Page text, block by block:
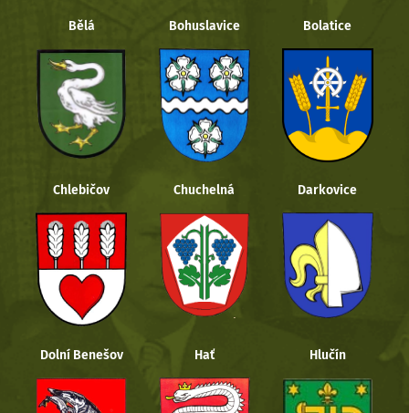
Bělá Bohuslavice Bolatice
Chlebičov Chuchelná Darkovice
Dolní Benešov Hať Hlučín